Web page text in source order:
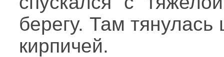
берегу. Там
кирпичей.